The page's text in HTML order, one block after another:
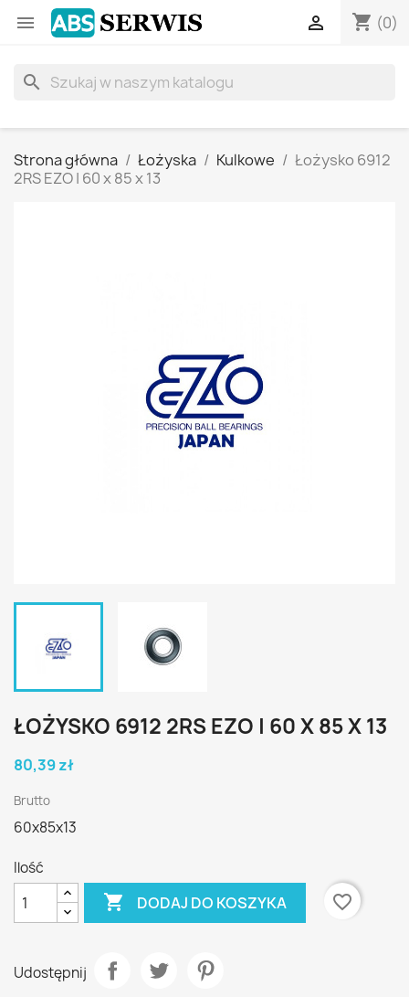
 shopping_cart (0)

search
Strona główna Łożyska Kulkowe
Łożysko 6912
2RS EZO | 60 x 85 x 13
ŁOŻYSKO 6912 2RS EZO | 60 X 85 X 13
80,39 zł
Brutto
60x85x13
Ilość
 DODAJ DO KOSZYKA favorite_border
Udostępnij